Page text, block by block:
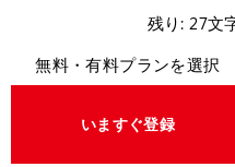
残り: 27文
無料・有料プランを選択
いますぐ登録